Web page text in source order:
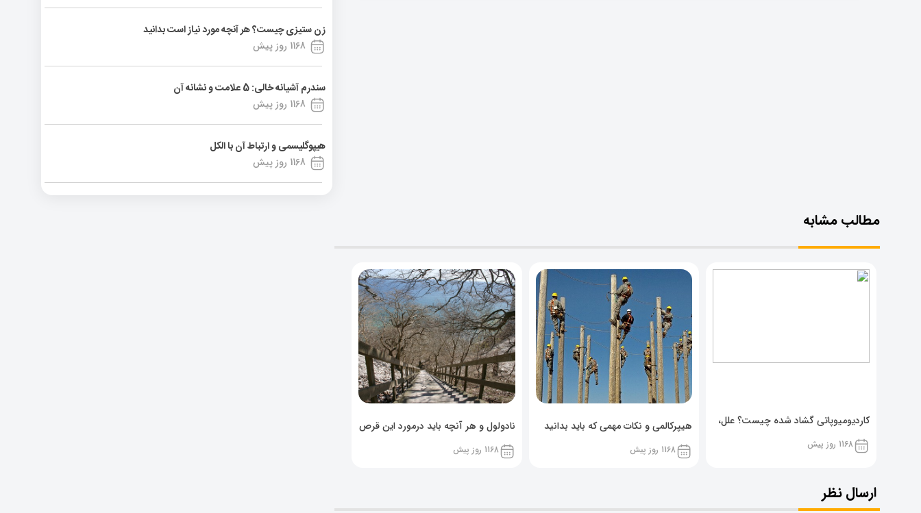
زن ستیزی چیست؟ هر آنچه مورد نیاز است بدانید
1168 روز پیش
سندرم آشیانه خالی: 5 علامت و نشانه آن
1168 روز پیش
هیپوگلیسمی و ارتباط آن با الکل
1168 روز پیش
مطالب مشابه
کاردیومیوپاتی گشاد شده چیست؟ علل،
پیشگیری و نشانه ها
1168 روز پیش
هیپرکالمی و نکات مهمی که باید بدانید
1168 روز پیش
نادولول و هر آنچه باید درمورد این قرص
خوراکی بدانید!
1168 روز پیش
ارسال نظر